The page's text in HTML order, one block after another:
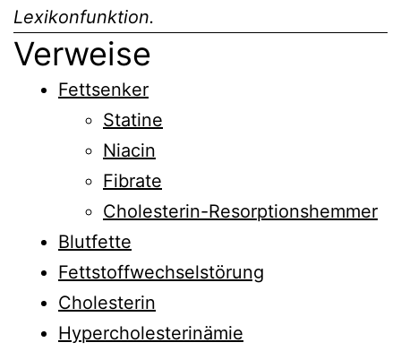
Lexikonfunktion.
Verweise
Fettsenker
Statine
Niacin
Fibrate
Cholesterin-Resorptionshemmer
Blutfette
Fettstoffwechselstörung
Cholesterin
Hypercholesterinämie